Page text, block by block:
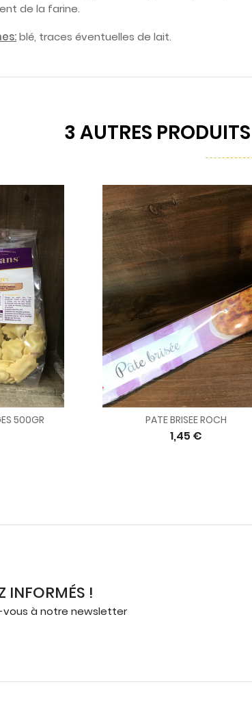
de la farine.
blé, traces éventuelles de lait.
3 AUTRES
500GR PATE BRISEE ROCH
1,45 €
INFORMÉS !
vous à notre newsletter